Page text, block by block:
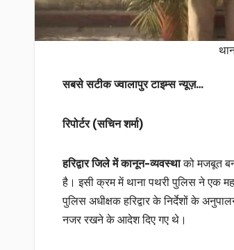
सबसे सटीक ज्वालापुर टाइम्स न्यूज़…
रिपोर्टर (सचिन शर्मा)
हरिद्वार जिले में कानून-व्यवस्थाको मजबूत
है। इसी क्रम में थाना पथरी पुलिस ने एक
पुलिस अधीक्षक हरिद्वार के निर्देशों के
नजर रखने के आदेश दिए गए थे।